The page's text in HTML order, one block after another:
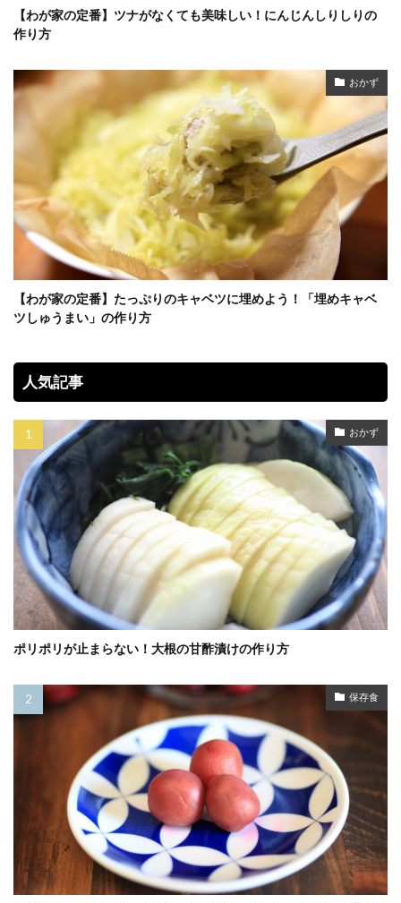
【わが家の定番】ツナがなくても美味しい！にんじんしりしりの
作り方
おかず
【わが家の定番】たっぷりのキャベツに埋めよう！「埋めキャベ
ツしゅうまい」の作り方
人気記事
おかず
ポリポリが止まらない！大根の甘酢漬けの作り方
保存食